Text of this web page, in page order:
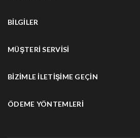
BILGILER
MÜŞTERI SERVISI
BIZIMLE İLETIŞIME GEÇIN
ÖDEME YÖNTEMLERI